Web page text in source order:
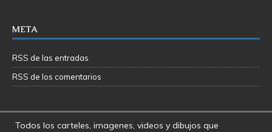
META
RSS de las entradas
RSS de los comentarios
Todos los carteles, imagenes, videos y dibujos que